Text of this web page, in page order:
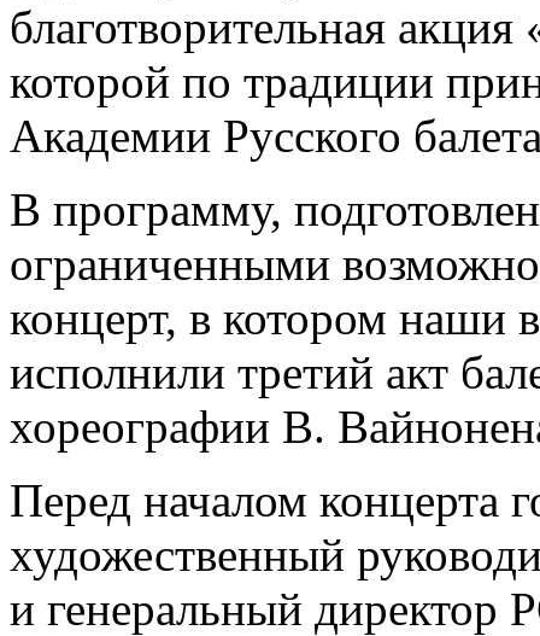
благотворительная
которой по традиции
Академии Русского
В программу,
ограниченными
концерт, в котором наши
исполнили третий акт
хореографии В.
Перед началом концерта
художественный
и генеральный